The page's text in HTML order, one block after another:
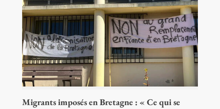
Migrants imposés en Bretagne : « Ce qui se